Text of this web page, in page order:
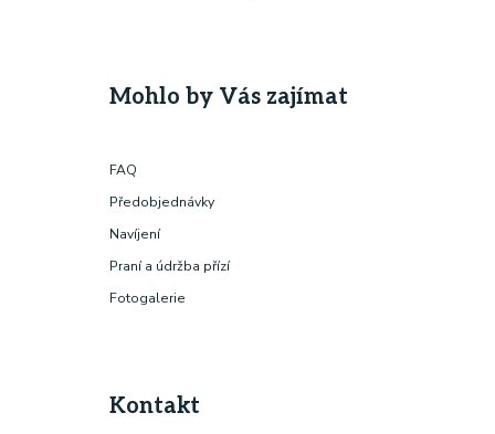
Mohlo by Vás zajímat
FAQ
Předobjednávky
Navíjení
Praní a údržba přízí
Fotogalerie
Kontakt